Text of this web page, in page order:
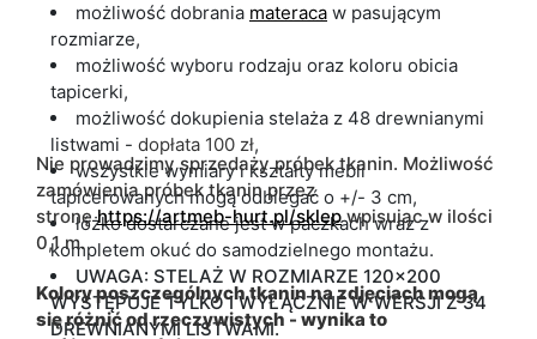
możliwość dobrania materaca w pasującym
rozmiarze,
możliwość wyboru rodzaju oraz koloru obicia
tapicerki,
możliwość dokupienia stelaża z 48 drewnianymi
listwami - dopłata 100 zł,
wszystkie wymiary i kształty mebli
tapicerowanych mogą odbiegać o +/- 3 cm,
łóżko dostarczane jest w paczkach wraz z
kompletem okuć do samodzielnego montażu.
UWAGA: STELAŻ W ROZMIARZE 120x200
WYSTĘPUJE TYLKO I WYŁĄCZNIE W WERSJI Z 34
DREWNIANYMI LISTWAMI.
Nie prowadzimy sprzedaży próbek tkanin. Możliwość
zamówienia próbek tkanin przez
stronęhttps://artmeb-hurt.pl/sklep wpisując w ilości
0,1 m.
Kolory poszczególnych tkanin na zdjęciach mogą
się różnić od rzeczywistych - wynika to